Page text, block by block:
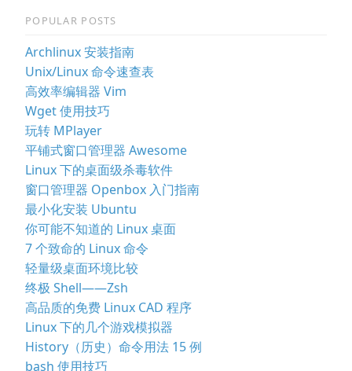
POPULAR POSTS
Archlinux 安装指南
Unix/Linux 命令速查表
高效率编辑器 Vim
Wget 使用技巧
玩转 MPlayer
平铺式窗口管理器 Awesome
Linux 下的桌面级杀毒软件
窗口管理器 Openbox 入门指南
最小化安装 Ubuntu
你可能不知道的 Linux 桌面
7 个致命的 Linux 命令
轻量级桌面环境比较
终极 Shell——Zsh
高品质的免费 Linux CAD 程序
Linux 下的几个游戏模拟器
History（历史）命令用法 15 例
bash 使用技巧